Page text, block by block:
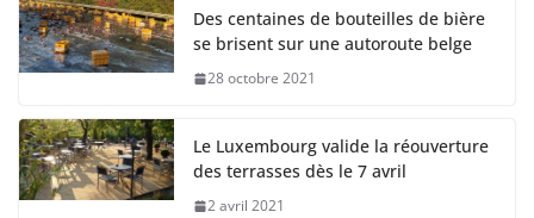
Des centaines de bouteilles de bière
se brisent sur une autoroute belge
28 octobre 2021
Le Luxembourg valide la réouverture
des terrasses dès le 7 avril
2 avril 2021